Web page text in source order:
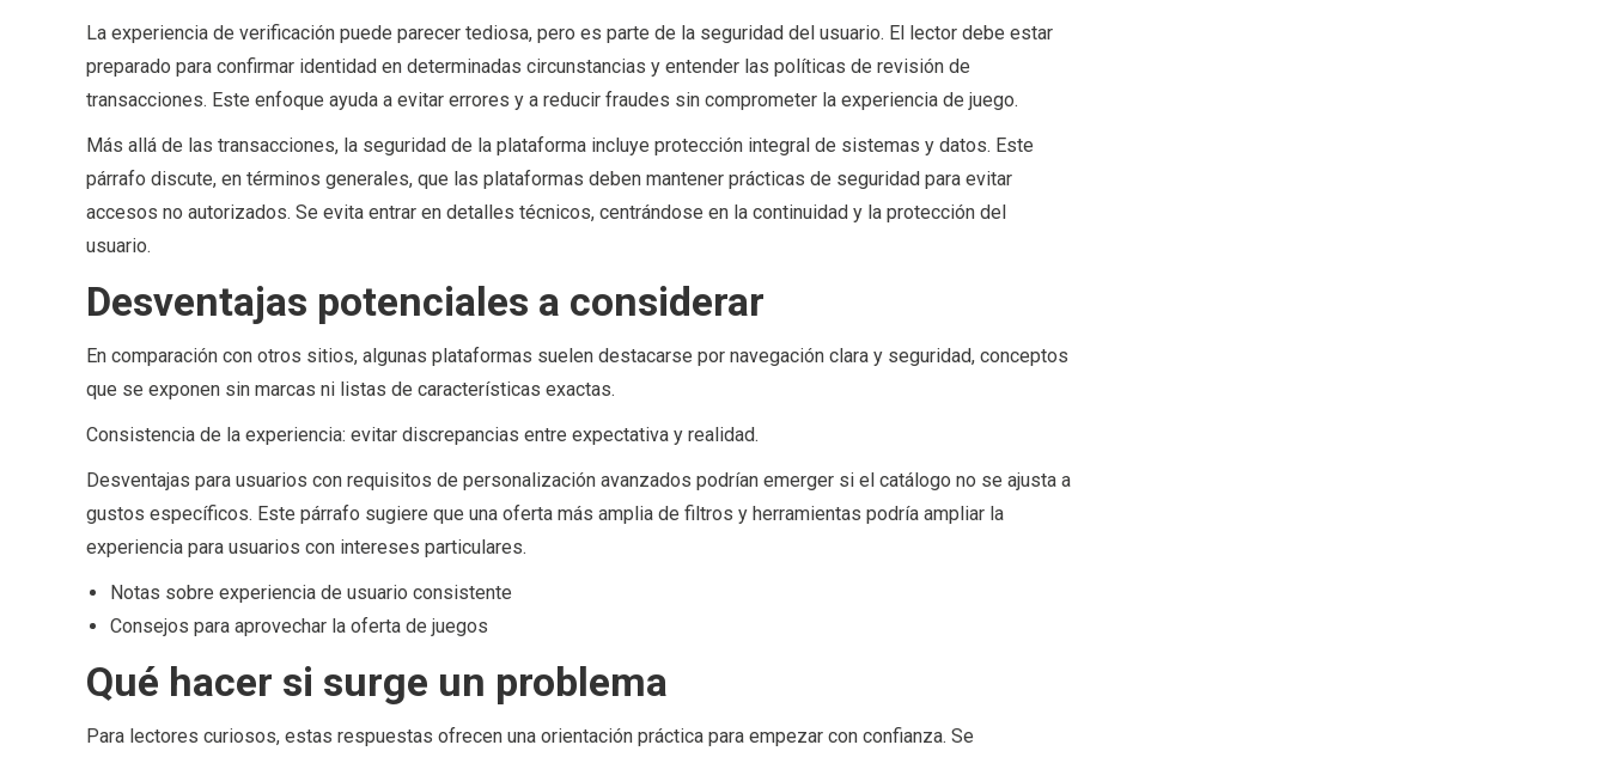
La experiencia de verificación puede parecer tediosa, pero es parte de la seguridad del usuario. El lector debe estar
preparado para confirmar identidad en determinadas circunstancias y entender las políticas de revisión de
transacciones. Este enfoque ayuda a evitar errores y a reducir fraudes sin comprometer la experiencia de juego.
Más allá de las transacciones, la seguridad de la plataforma incluye protección integral de sistemas y datos. Este
párrafo discute, en términos generales, que las plataformas deben mantener prácticas de seguridad para evitar
accesos no autorizados. Se evita entrar en detalles técnicos, centrándose en la continuidad y la protección del
usuario.
Desventajas potenciales a considerar
En comparación con otros sitios, algunas plataformas suelen destacarse por navegación clara y seguridad, conceptos
que se exponen sin marcas ni listas de características exactas.
Consistencia de la experiencia: evitar discrepancias entre expectativa y realidad.
Desventajas para usuarios con requisitos de personalización avanzados podrían emerger si el catálogo no se ajusta a
gustos específicos. Este párrafo sugiere que una oferta más amplia de filtros y herramientas podría ampliar la
experiencia para usuarios con intereses particulares.
Notas sobre experiencia de usuario consistente
Consejos para aprovechar la oferta de juegos
Qué hacer si surge un problema
Para lectores curiosos, estas respuestas ofrecen una orientación práctica para empezar con confianza. Se